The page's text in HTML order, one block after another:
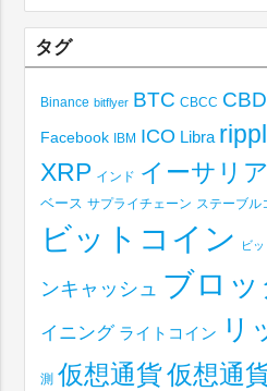
タグ
Binance bitflyer BTC CBCC
Facebook IBM ICO Libra
XRP インド イーサリ
ベース サプライチェーン ステーブル
ビットコイン ビ
ンキャッシュ ブロ
イニング ライトコイン リ
測 仮想通貨仮想通